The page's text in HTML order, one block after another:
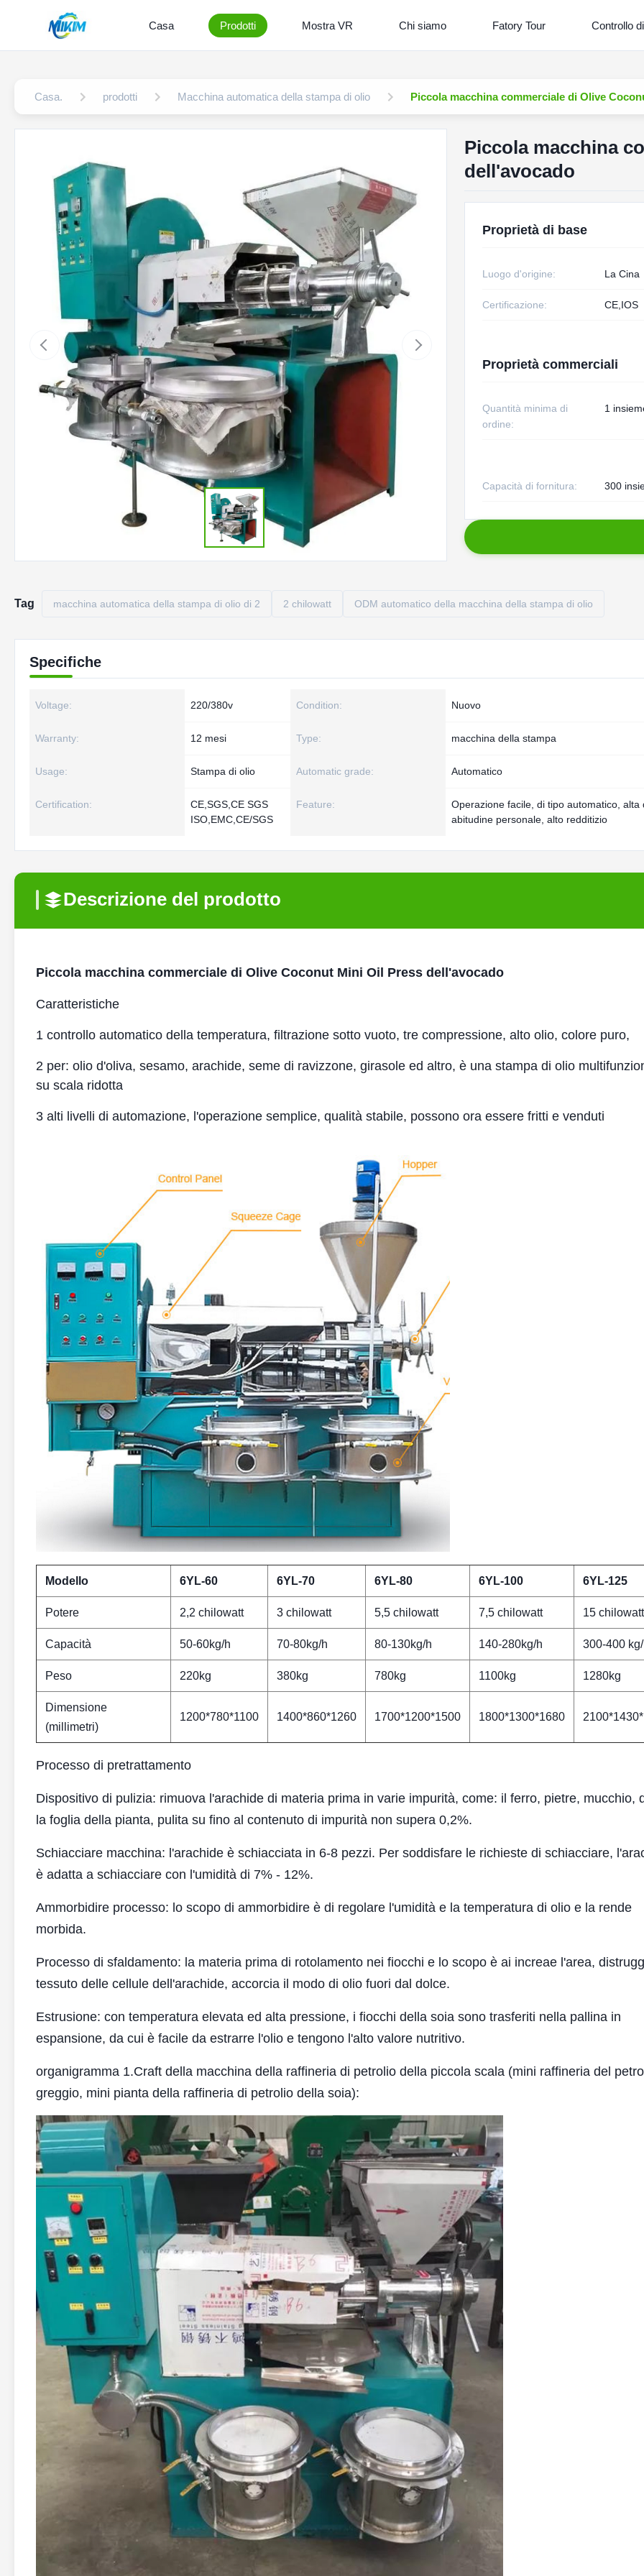
Casa Prodotti Mostra VR Chi siamo Fatory Tour Controllo
Casa. prodotti Macchina automatica della stampa di olio Piccola macchina commerciale di Olive
Piccola macchina
dell'avocado
Proprietà di base
Luogo d'origine: La Cina
Certificazione: CE,IOS
Proprietà commerciali
Quantità minima di
ordine:
1
Capacità di fornitura: 300
Tag macchina automatica della stampa di olio di 2 2 chilowatt ODM automatico della macchina della stampa di olio
Specifiche
Voltage: 220/380v Condition: Nuovo
Warranty: 12 mesi Type: macchina della stampa
Usage: Stampa di olio Automatic grade: Automatico
Certification:
CE,SGS,CE SGS
ISO,EMC,CE/SGS
Feature:
Operazione facile, di tipo automatico, alta
abitudine personale, alto redditizio
Descrizione del prodotto
Piccola macchina commerciale di Olive Coconut Mini Oil Press dell'avocado
Caratteristiche
1 controllo automatico della temperatura, filtrazione sotto vuoto, tre compressione, alto olio, colore puro,
2 per: olio d'oliva, sesamo, arachide, seme di ravizzone, girasole ed altro, è una stampa di olio
su scala ridotta
3 alti livelli di automazione, l'operazione semplice, qualità stabile, possono ora essere fritti e venduti
Modello 6YL-60 6YL-70 6YL-80 6YL-100 6YL-125
Potere 2,2 chilowatt 3 chilowatt 5,5 chilowatt 7,5 chilowatt 15 chilowatt
Capacità 50-60kg/h 70-80kg/h 80-130kg/h 140-280kg/h 300-400
Peso 220kg 380kg 780kg 1100kg 1280kg
Dimensione
(millimetri)
1200*780*1100 1400*860*1260 1700*1200*1500 1800*1300*1680
Processo di pretrattamento
Dispositivo di pulizia: rimuova l'arachide di materia prima in varie impurità, come: il ferro, pietre, mucchio,
la foglia della pianta, pulita su fino al contenuto di impurità non supera 0,2%.
Schiacciare macchina: l'arachide è schiacciata in 6-8 pezzi. Per soddisfare le richieste di schiacciare,
è adatta a schiacciare con l'umidità di 7% - 12%.
Ammorbidire processo: lo scopo di ammorbidire è di regolare l'umidità e la temperatura di olio e la rende
morbida.
Processo di sfaldamento: la materia prima di rotolamento nei fiocchi e lo scopo è ai increae l'area,
tessuto delle cellule dell'arachide, accorcia il modo di olio fuori dal dolce.
Estrusione: con temperatura elevata ed alta pressione, i fiocchi della soia sono trasferiti nella pallina in
espansione, da cui è facile da estrarre l'olio e tengono l'alto valore nutritivo.
organigramma 1.Craft della macchina della raffineria di petrolio della piccola scala (mini raffineria del
greggio, mini pianta della raffineria di petrolio della soia):